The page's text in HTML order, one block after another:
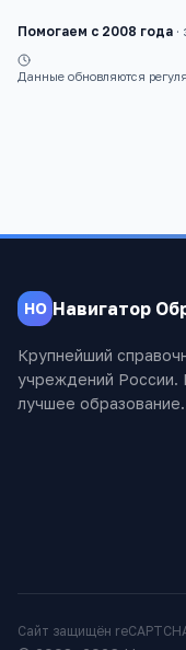
Помогаем с 2008 года ·
Данные обновляются
НО Навигатор
Крупнейший
учреждений России.
лучшее образование.
Сайт защищён